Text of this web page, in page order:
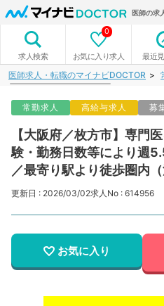
医師の求
求人検索 お気に入り求人
0
最近
医師求人・転職のマイナビDOCTOR
常勤求人 高給与求人 募
【大阪府／枚方市】専門
験・勤務日数等により週
／最寄り駅より徒歩圏内
更新日 : 2026/03/02求人No : 614956
お気に入り